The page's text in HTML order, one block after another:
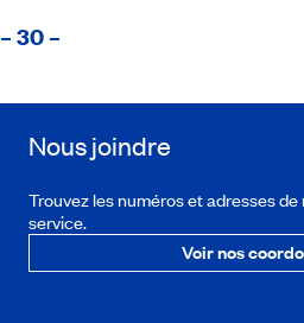
– 30 –
Nous joindre
Trouvez les numéros et adresses
service.
Voir nos